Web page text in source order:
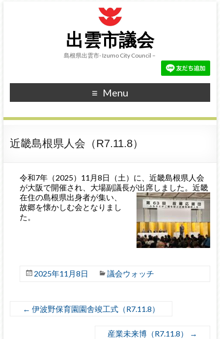
出雲市議会
島根県出雲市- Izumo City Council –
Menu
近畿島根県人会（R7.11.8）
令和7年（2025）11月8日（土）に、近畿島根県人会
が大阪で開催され、大場副議長が出席しました。近畿
在住の島根県出身者が集い、
故郷を懐かしむ会となりまし
た。
2025年11月8日 議会ウォッチ
← 伊波野保育園園舎竣工式（R7.11.8）
産業未来博（R7.11.8） →